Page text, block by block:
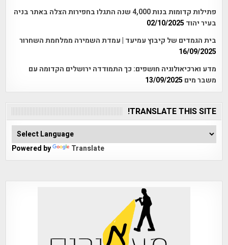
פתילות קדומות בנות 4,000 שנה התגלו בחפירות הצלה באתר בניה
בעיר יהוד 02/10/2025
בית הגמדים של קיבוץ עמיעד | עמדת השמירה ממלחמת השחרור
16/09/2025
מדע וארכיאולוגיה חושפים: כך התמודדה ירושלים הקדומה עם
משבר מים 13/09/2025
TRANSLATE THIS SITE!
Powered by Translate